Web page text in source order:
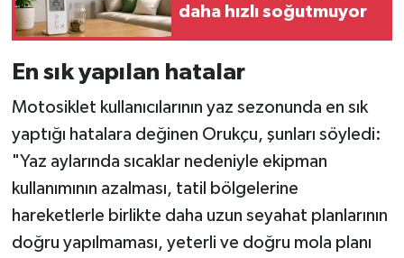
daha hızlı soğutmuyor
En sık yapılan hatalar
Motosiklet kullanıcılarının yaz sezonunda en sık
yaptığı hatalara değinen Orukçu, şunları söyledi:
"Yaz aylarında sıcaklar nedeniyle ekipman
kullanımının azalması, tatil bölgelerine
hareketlerle birlikte daha uzun seyahat planlarının
doğru yapılmaması, yeterli ve doğru mola planı